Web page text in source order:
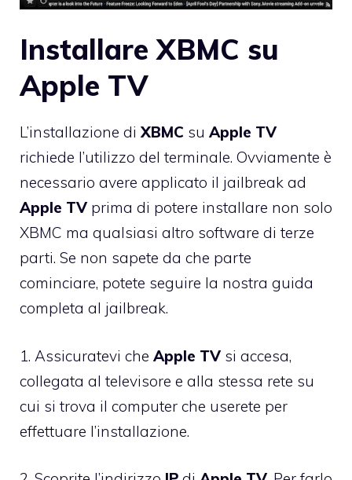
Installare XBMC su
Apple TV
L’installazione diXBMC su Apple TV
richiede l’utilizzo del terminale. Ovviamente è
necessario avere applicato il jailbreak ad
Apple TV prima di potere installare non solo
XBMC ma qualsiasi altro software di terze
parti. Se non sapete da che parte
cominciare, potete seguire la nostra guida
completa al jailbreak.
1. Assicuratevi che Apple TV si accesa,
collegata al televisore e alla stessa rete su
cui si trova il computer che userete per
effettuare l’installazione.